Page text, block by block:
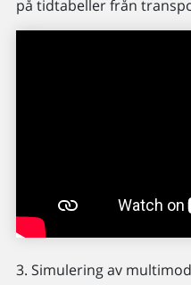
på tidtabeller från
3. Simulering av